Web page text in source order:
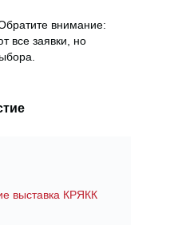
внимание:
все заявки, но
выставка КРЯКК